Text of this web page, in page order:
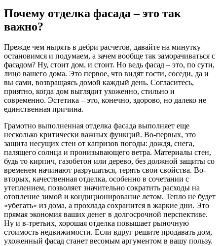
Почему отделка фасада – это так
важно?
Прежде чем нырять в дебри расчетов, давайте на минутку
остановимся и подумаем, а зачем вообще так заморачиваться с
фасадом? Ну, стоит дом, и стоит. Но ведь фасад – это, по сути,
лицо вашего дома. Это первое, что видят гости, соседи, да и
вы сами, возвращаясь домой каждый день. Согласитесь,
приятно, когда дом выглядит ухоженно, стильно и
современно. Эстетика – это, конечно, здорово, но далеко не
единственная причина.
Грамотно выполненная отделка фасада выполняет еще
несколько критически важных функций. Во-первых, это
защита несущих стен от капризов погоды: дождя, снега,
палящего солнца и пронизывающего ветра. Материалы стен,
будь то кирпич, газобетон или дерево, без должной защиты со
временем начинают разрушаться, терять свои свойства. Во-
вторых, качественная отделка, особенно в сочетании с
утеплением, позволяет значительно сократить расходы на
отопление зимой и кондиционирование летом. Тепло не будет
«убегать» из дома, а прохлада сохранится в жаркие дни. Это
прямая экономия ваших денег в долгосрочной перспективе.
Ну и в-третьих, хорошая отделка повышает рыночную
стоимость недвижимости. Если вдруг решите продавать дом,
ухоженный фасад станет весомым аргументом в вашу пользу.